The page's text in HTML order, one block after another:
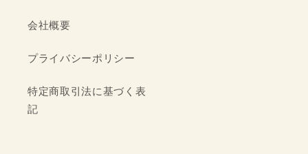
会社概要
プライバシーポリシー
特定商取引法に基づく表
記